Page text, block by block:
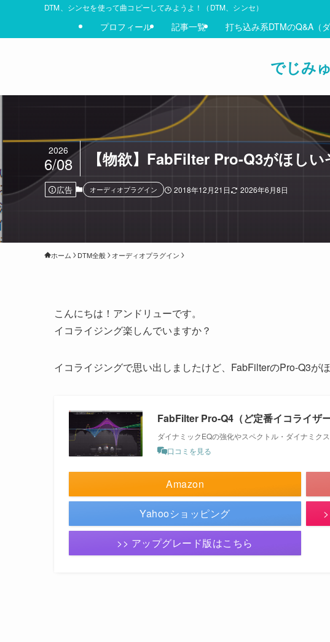
DTM、シンセを使って曲コピーしてみようよ！（DTM、シンセ）
でじみ
プロフィール 記事一覧 打ち込み系DTMのQ&A（
【物欲】FabFilter Pro-Q3がほし
2026
6/08
広告 オーディオプラグイン 2018年12月21日 2026年6月8日
ホーム DTM全般 オーディオプラグイン
こんにちは！アンドリューです。
イコライジング楽しんでいますか？
イコライジングで思い出しましたけど、FabFilterのPro-Q3が
FabFilter Pro-Q4（ど定番イコライザー
ダイナミックEQの強化やスペクトル・ダイナミク
口コミを見る
Amazon
Yahooショッピング
>> アップグレード版はこちら